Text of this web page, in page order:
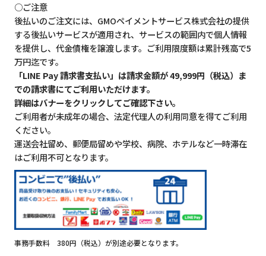
○ご注意
後払いのご注文には、GMOペイメントサービス株式会社の提供
する後払いサービスが適用され、サービスの範囲内で個人情報
を提供し、代金債権を譲渡します。ご利用限度額は累計残高で5
万円迄です。
「LINE Pay 請求書支払い」は請求金額が 49,999円（税込）ま
での請求書にてご利用いただけます。
詳細はバナーをクリックしてご確認下さい。
ご利用者が未成年の場合、法定代理人の利用同意を得てご利用
ください。
運送会社留め、郵便局留めや学校、病院、ホテルなど一時滞在
はご利用不可となります。
事務手数料 380円（税込）が別途必要となります。